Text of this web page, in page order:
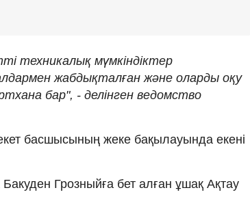
техникалық мүмкіндіктер
жабдықталған және оларды оқу
бар", - делінген ведомство
басшысының жеке бақылауында екені
Грозныйға бет алған ұшақ Ақтау